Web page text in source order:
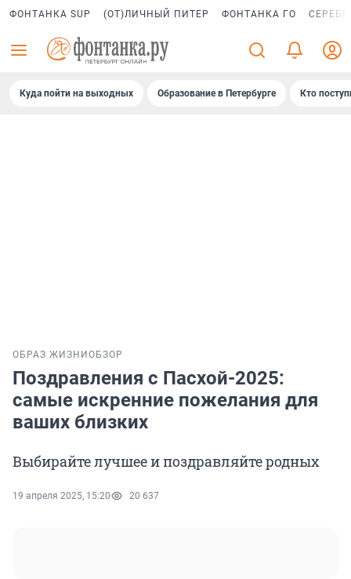
ФОНТАНКА SUP (ОТ)ЛИЧНЫЙ ПИТЕР ФОНТАНКА ГО
Куда пойти на выходных Образование в Петербурге Кто
ОБРАЗ ЖИЗНИ ОБЗОР
Поздравления с Пасхой-2025:
самые искренние пожелания для
ваших близких
Выбирайте лучшее и поздравляйте родных
19 апреля 2025, 15:20 20 637